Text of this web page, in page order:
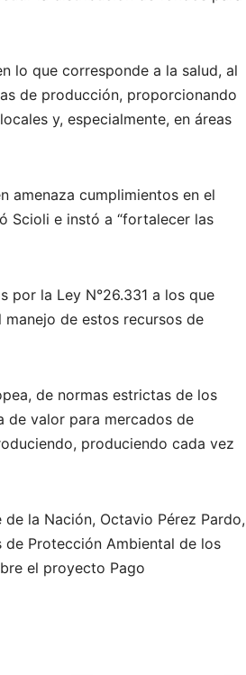
lo que corresponde a la salud, al
de producción, proporcionando
y, especialmente, en áreas
amenaza cumplimientos en el
Scioli e instó a “fortalecer las
por la Ley N°26.331 a los que
de estos recursos de
de normas estrictas de los
de valor para mercados de
produciendo cada vez
la Nación, Octavio Pérez Pardo,
Protección Ambiental de los
el proyecto Pago